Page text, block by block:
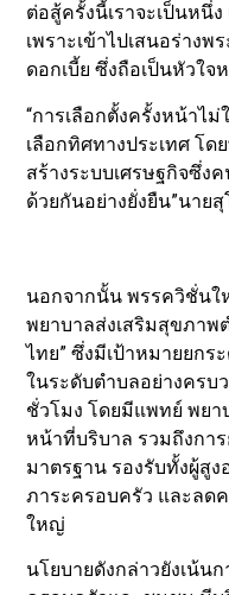
ต่อสู้ครั้งนี้เราจะเป็นหนึ่
เพราะเข้าไปเสนอร่าง
ดอกเบี้ย ซึ่งถือเป็นหัวใ
“การเลือกตั้งครั้งหน้าไ
เลือกทิศทางประเทศ โด
สร้างระบบเศรษฐกิจซึ่ง
ด้วยกันอย่างยั่งยืน”นาย
นอกจากนั้น พรรควิชั่นใ
พยาบาลส่งเสริมสุขภาพ
ไทย” ซึ่งมีเป้าหมายยกร
ในระดับตำบลอย่างครบ
ชั่วโมง โดยมีแพทย์ พยา
หน้าที่บริบาล รวมถึงกา
มาตรฐาน รองรับทั้งผู้สูง
ภาระครอบครัว และลด
ใหญ่
นโยบายดังกล่าวยังเน้น